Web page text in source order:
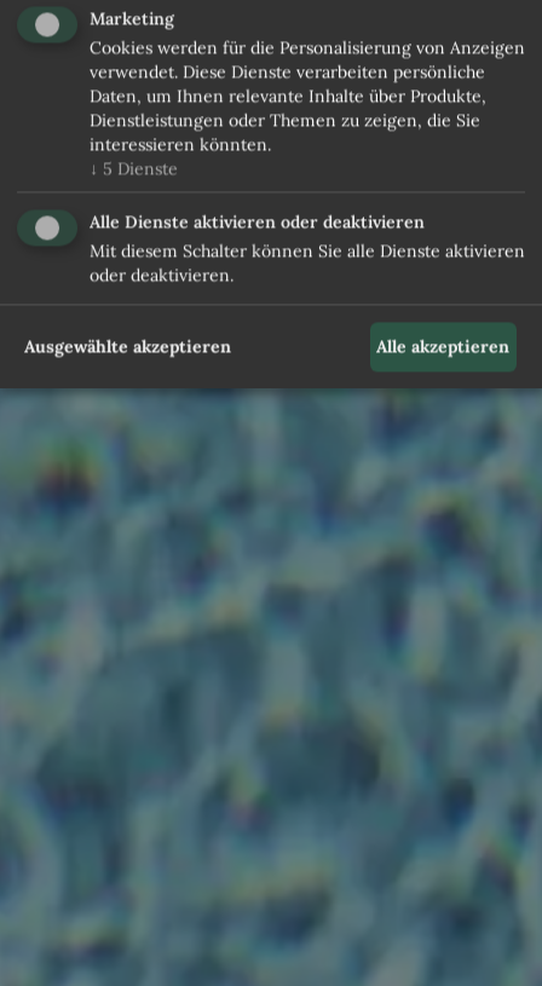
Marketing
Cookies werden für die Personalisierung von Anzeigen
verwendet. Diese Dienste verarbeiten persönliche
Daten, um Ihnen relevante Inhalte über Produkte,
Dienstleistungen oder Themen zu zeigen, die Sie
interessieren könnten.
↓ 5 Dienste
Alle Dienste aktivieren oder deaktivieren
Mit diesem Schalter können Sie alle Dienste aktivieren
oder deaktivieren.
Ausgewählte akzeptieren Alle akzeptieren